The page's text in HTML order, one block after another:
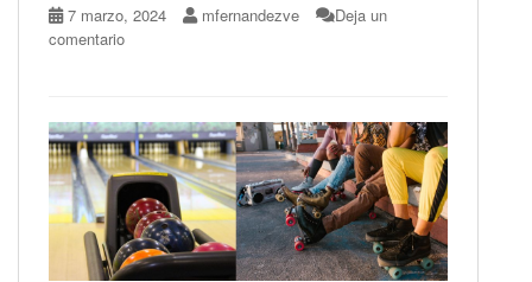
7 marzo, 2024 mfernandezve
Deja un
comentario